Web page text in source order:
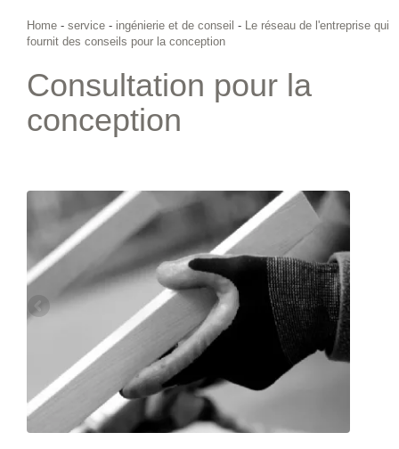
Home - service - ingénierie et de conseil - Le réseau de l'entreprise qui
fournit des conseils pour la conception
Consultation pour la
conception